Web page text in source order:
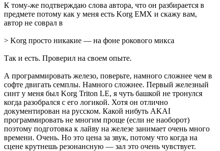
К тому-же подтверждаю слова автора, что он разбирается в
предмете потому как у меня есть Korg EMX и скажу вам,
автор не соврал в
> Korg просто никакие — на фоне рокового микса
Так и есть. Проверил на своем опыте.
А программировать железо, поверьте, намного сложнее чем в
софте двигать семплы. Намного сложнее. Первый железный
синт у меня был Korg Triton LE, я чуть башкой не тронулся
когда разобрался с его логикой. Хотя он отлично
документирован на русском. Какой нибуть AKAI
программировать не многим проще (если не наоборот)
поэтому подготовка к лайву на железе занимает очень много
времени. Очень. Но это цена за звук, потому что когда на
сцене крутнешь резонансную — зал это очень чувствует.